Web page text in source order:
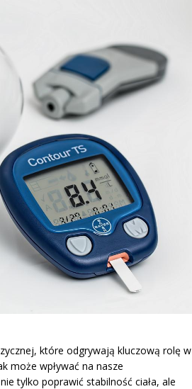
które odgrywają kluczową rolę w
może wpływać na nasze
tylko poprawić stabilność ciała, ale